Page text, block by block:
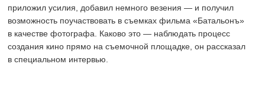
приложил усилия, добавил немного везения — и получил
возможность поучаствовать в съемках фильма «Батальонъ»
в качестве фотографа. Каково это — наблюдать процесс
создания кино прямо на съемочной площадке, он рассказал
в специальном интервью.